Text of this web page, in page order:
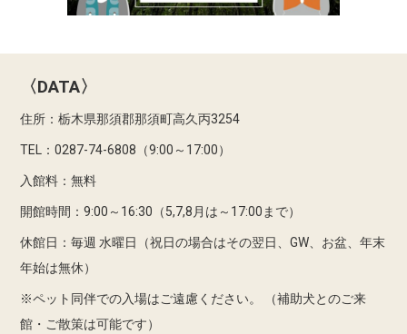
〈DATA〉
住所：栃木県那須郡那須町高久丙3254
TEL：0287-74-6808（9:00～17:00）
入館料：無料
開館時間：9:00～16:30（5,7,8月は～17:00まで）
休館日：毎週 水曜日（祝日の場合はその翌日、GW、お盆、年末
年始は無休）
※ペット同伴での入場はご遠慮ください。
（補助犬とのご来
館・ご散策は可能です）